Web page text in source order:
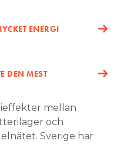
ENERGI
DEN MEST
mellan
och
Sverige har